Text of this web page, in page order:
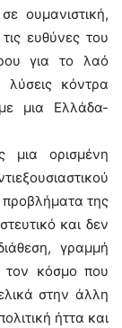
ουμανιστική,
ευθύνες του
για το λαό
λύσεις κόντρα
μια Ελλάδα-
μια ορισμένη
προβλήματα της
και δεν
γραμμή
τον κόσμο που
στην άλλη
ήττα και